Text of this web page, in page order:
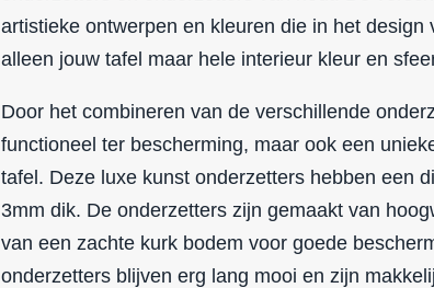
artistieke ontwerpen en kleuren die in het design
alleen jouw tafel maar hele interieur kleur en
Door het combineren van de verschillende
functioneel ter bescherming, maar ook een
tafel. Deze luxe kunst onderzetters hebben een
3mm dik. De onderzetters zijn gemaakt van
van een zachte kurk bodem voor goede
onderzetters blijven erg lang mooi en zijn